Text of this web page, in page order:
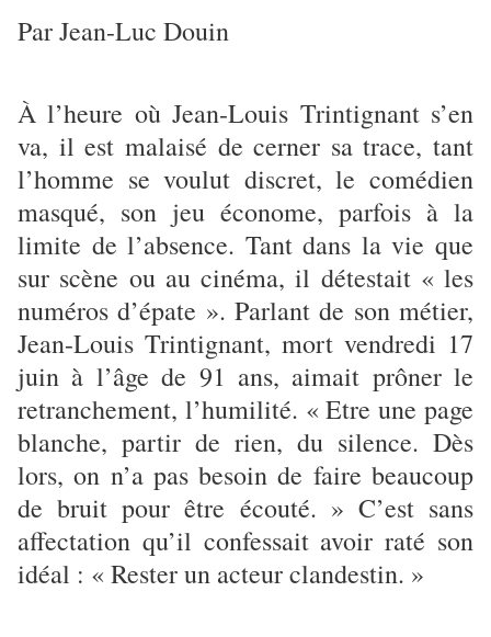
Par Jean-Luc Douin
À l’heure où Jean-Louis Trintignant s’en
va, il est malaisé de cerner sa trace, tant
l’homme se voulut discret, le comédien
masqué, son jeu économe, parfois à la
limite de l’absence. Tant dans la vie que
sur scène ou au cinéma, il détestait « les
numéros d’épate ». Parlant de son métier,
Jean-Louis Trintignant, mort vendredi 17
juin à l’âge de 91 ans, aimait prôner le
retranchement, l’humilité. « Etre une page
blanche, partir de rien, du silence. Dès
lors, on n’a pas besoin de faire beaucoup
de bruit pour être écouté. » C’est sans
affectation qu’il confessait avoir raté son
idéal : « Rester un acteur clandestin. »